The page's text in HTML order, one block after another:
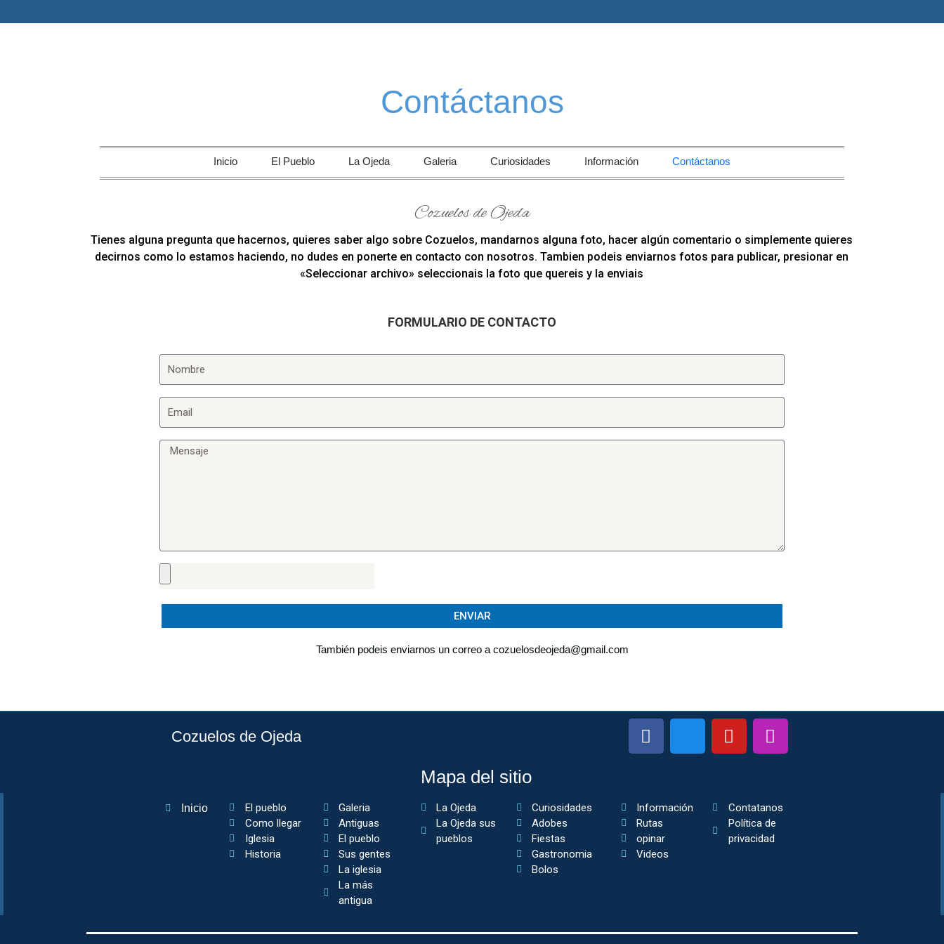
Contáctanos
Inicio El Pueblo La Ojeda Galeria Curiosidades Información Contáctanos
Cozuelos de Ojeda
Tienes alguna pregunta que hacernos, quieres saber algo sobre Cozuelos, mandarnos alguna foto, hacer algún comentario o simplemente quieres
decirnos como lo estamos haciendo, no dudes en ponerte en contacto con nosotros. Tambien podeis enviarnos fotos para publicar, presionar en
«Seleccionar archivo» seleccionais la foto que quereis y la enviais
FORMULARIO DE CONTACTO
ENVIAR
También podeis enviarnos un correo a cozuelosdeojeda@gmail.com
Cozuelos de Ojeda
Mapa del sitio
Inicio
El pueblo
Como llegar
Iglesia
Historia
Galeria
Antiguas
El pueblo
Sus gentes
La iglesia
La más
antigua
La Ojeda
La Ojeda sus
pueblos
Curiosidades
Adobes
Fiestas
Gastronomia
Bolos
Información
Rutas
opinar
Videos
Contatanos
Política de
privacidad